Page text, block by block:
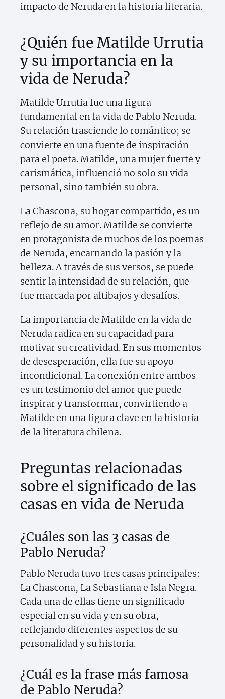
impacto de Neruda en la historia literaria.
¿Quién fue Matilde Urrutia
y su importancia en la
vida de Neruda?
Matilde Urrutia fue una figura
fundamental en la vida de Pablo Neruda.
Su relación trasciende lo romántico; se
convierte en una fuente de inspiración
para el poeta. Matilde, una mujer fuerte y
carismática, influenció no solo su vida
personal, sino también su obra.
La Chascona, su hogar compartido, es un
reflejo de su amor. Matilde se convierte
en protagonista de muchos de los poemas
de Neruda, encarnando la pasión y la
belleza. A través de sus versos, se puede
sentir la intensidad de su relación, que
fue marcada por altibajos y desafíos.
La importancia de Matilde en la vida de
Neruda radica en su capacidad para
motivar su creatividad. En sus momentos
de desesperación, ella fue su apoyo
incondicional. La conexión entre ambos
es un testimonio del amor que puede
inspirar y transformar, convirtiendo a
Matilde en una figura clave en la historia
de la literatura chilena.
Preguntas relacionadas
sobre el significado de las
casas en vida de Neruda
¿Cuáles son las 3 casas de
Pablo Neruda?
Pablo Neruda tuvo tres casas principales:
La Chascona, La Sebastiana e Isla Negra.
Cada una de ellas tiene un significado
especial en su vida y en su obra,
reflejando diferentes aspectos de su
personalidad y su historia.
¿Cuál es la frase más famosa
de Pablo Neruda?